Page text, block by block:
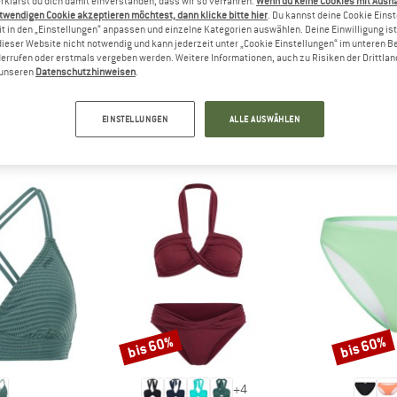
wollen?
freuen sich, Dein
zu lesen - teile es mit
ANDERE BERGFREUNDE SCHAUTEN SICH AUCH AN
+4
Rabatt
bis 60% Rabatt
bis 60%
Cookie akzeptieren möchtest, dann klicke bitte hier. Du kannst deine Cookie
in den „Einstellungen“ anpassen und einzelne Kategorien auswählen. Deine Einwilligung
Website nicht notwendig und kann jederzeit unter „Cookie Einstellungen“ im unteren
oder erstmals vergeben werden. Weitere Informationen, auch zu Risiken der
Datenschutzhinweisen.
EINSTELLUNGEN ALLE AUSWÄHLEN